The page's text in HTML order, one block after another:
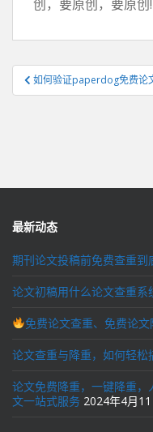
创，要原创，要原创!
文
章
如何验证paperdog免费论
最新动态
期刊论文投稿前免费查重到
论文初稿用什么论文查重系
免费论文查重、免费论文
论文查重与降重，如何轻松
论文免费降重，一键降重
文一站式服务 2024年4月11